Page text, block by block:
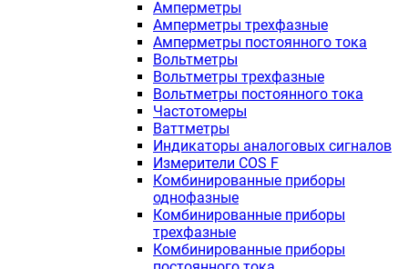
Амперметры
Амперметры трехфазные
Амперметры постоянного тока
Вольтметры
Вольтметры трехфазные
Вольтметры постоянного тока
Частотомеры
Ваттметры
Индикаторы аналоговых сигналов
Измерители COS F
Комбинированные приборы
однофазные
Комбинированные приборы
трехфазные
Комбинированные приборы